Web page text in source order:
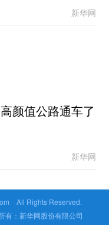
新华网
颜值公路通车了
新华网
All Rights Reserved.
：新华网股份有限公司